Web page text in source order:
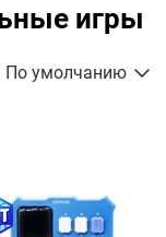
игры
По умолчанию